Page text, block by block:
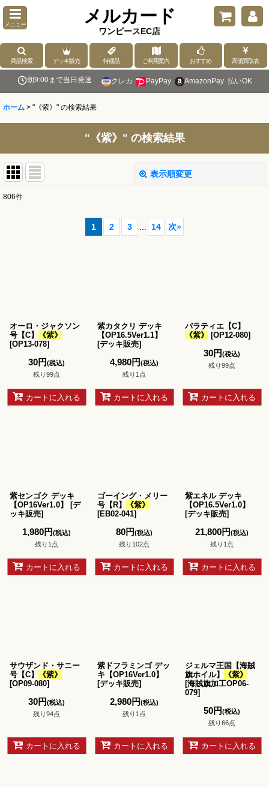
メニュー メルカード
ワンピースEC店
商品検索 デッキ販売 特価品 ご利用案内 おすすめ 高価買取表
朝9:00まで当日発送 クレカ PayPay AmazonPay 払いOK
ホーム > "《紫》" の検索結果
"《紫》" の検索結果
表示順変更
806件
1 2 3 14 次»
オーロ・ジャクソン
号【C】
《紫》
[OP13-078]
30円(税込)
残り99点
カートに入れる
紫カタクリ デッキ
【OP16.5Ver1.1】
[デッキ販売]
4,980円(税込)
残り1点
カートに入れる
バラティエ【C】
《紫》
[OP12-080]
30円(税込)
残り99点
カートに入れる
紫センゴク デッキ
【OP16Ver1.0】
[デ
ッキ販売]
1,980円(税込)
残り1点
カートに入れる
ゴーイング・メリー
号【R】
《紫》
[EB02-041]
80円(税込)
残り102点
カートに入れる
紫エネル デッキ
【OP16.5Ver1.0】
[デッキ販売]
21,800円(税込)
残り1点
カートに入れる
サウザンド・サニー
号【C】
《紫》
[OP09-080]
30円(税込)
残り94点
カートに入れる
紫ドフラミンゴ デッ
キ【OP16Ver1.0】
[デッキ販売]
2,980円(税込)
残り1点
カートに入れる
ジェルマ王国【海賊
旗ホイル】
《紫》
[海賊旗加工OP06-
079]
50円(税込)
残り66点
カートに入れる